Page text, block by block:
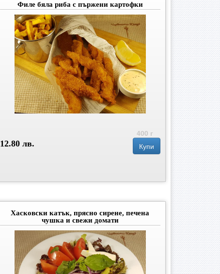
Филе бяла риба с пържени картофки
400 г
12.80 лв.
Купи
Хасковски катък, прясно сирене, печена
чушка и свежи домати